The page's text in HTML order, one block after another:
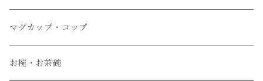
大皿
中皿
マグカップ・コップ
お椀・お茶碗